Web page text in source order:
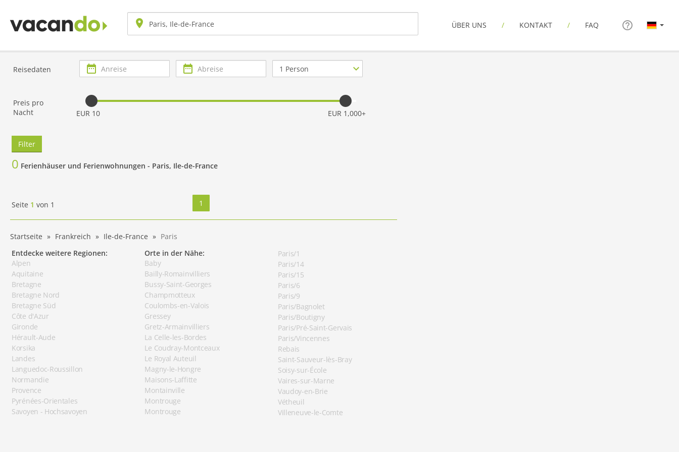
ÜBER UNS KONTAKT FAQ
Reisedaten Anreise Abreise
Anzahl
Personen
Preis pro
Nacht
EUR 10 EUR 1,000+
Filter
0 Ferienhäuser und Ferienwohnungen - Paris, Ile-de-France
Seite 1 von 1 1
Startseite Frankreich Ile-de-France
Paris
Entdecke weitere Regionen:
Alpen
Aquitaine
Bretagne
Bretagne Nord
Bretagne Süd
Côte d'Azur
Gironde
Hérault-Aude
Korsika
Landes
Languedoc-Roussillon
Normandie
Provence
Pyrénées-Orientales
Savoyen - Hochsavoyen
Orte in der Nähe:
Baby
Bailly-Romainvilliers
Bussy-Saint-Georges
Champmotteux
Coulombs-en-Valois
Gressey
Gretz-Armainvilliers
La Celle-les-Bordes
Le Coudray-Montceaux
Le Royal Auteuil
Magny-le-Hongre
Maisons-Laffitte
Montainville
Montrouge
Montrouge
Paris/1
Paris/14
Paris/15
Paris/6
Paris/9
Paris/Bagnolet
Paris/Boutigny
Paris/Pré-Saint-Gervais
Paris/Vincennes
Rebais
Saint-Sauveur-lès-Bray
Soisy-sur-École
Vaires-sur-Marne
Vaudoy-en-Brie
Vétheuil
Villeneuve-le-Comte